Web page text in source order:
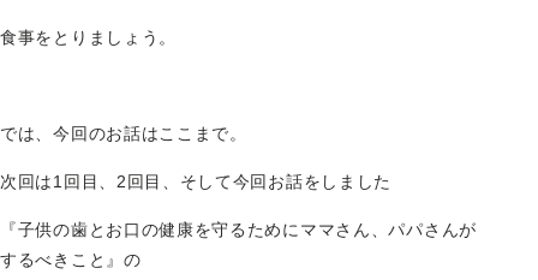
食事をとりましょう。
では、今回のお話はここまで。
次回は1回目、2回目、そして今回お話をしました
『子供の歯とお口の健康を守るためにママさん、パパさんが
するべきこと』の